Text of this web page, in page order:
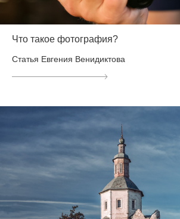
Что такое фотография?
Статья Евгения Венидиктова